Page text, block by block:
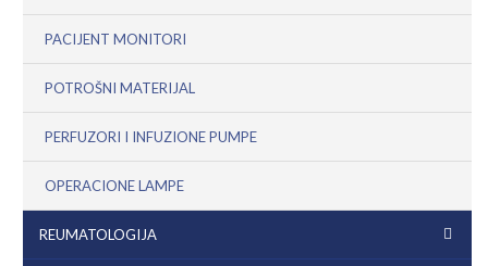
PACIJENT MONITORI
POTROŠNI MATERIJAL
PERFUZORI I INFUZIONE PUMPE
OPERACIONE LAMPE
REUMATOLOGIJA